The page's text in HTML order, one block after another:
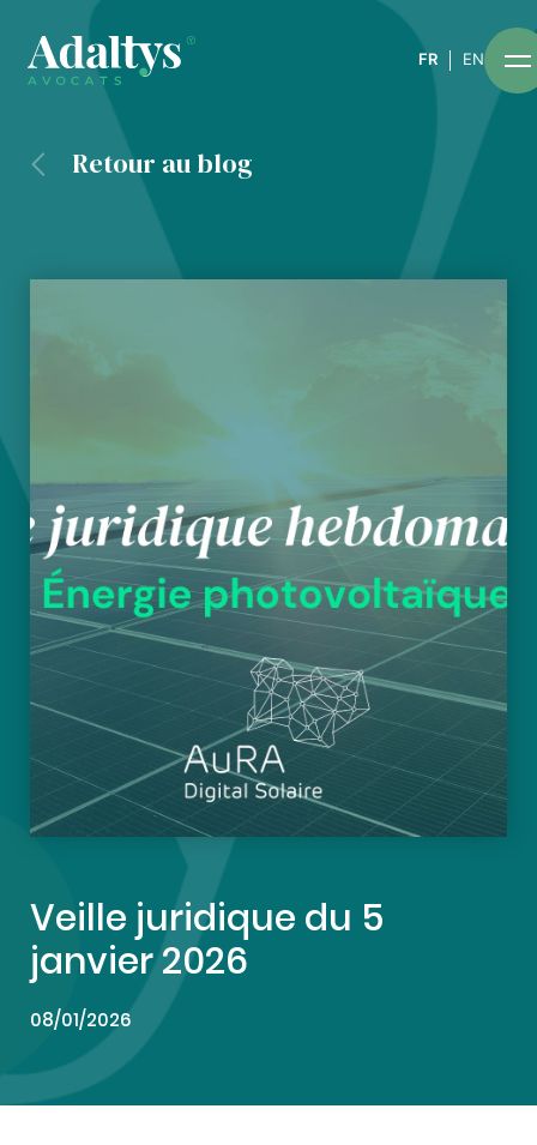
FR EN
Retour au blog
Veille juridique du 5
janvier 2026
08/01/2026